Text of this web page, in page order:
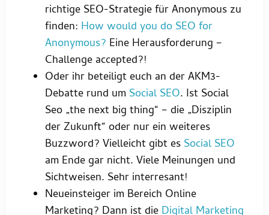
richtige SEO-Strategie für Anonymous zu
finden: How would you do SEO for
Anonymous? Eine Herausforderung –
Challenge accepted?!
Oder ihr beteiligt euch an der AKM3-
Debatte rund um Social SEO. Ist Social
Seo „the next big thing“ – die „Disziplin
der Zukunft“ oder nur ein weiteres
Buzzword? Vielleicht gibt es Social SEO
am Ende gar nicht. Viele Meinungen und
Sichtweisen. Sehr interresant!
Neueinsteiger im Bereich Online